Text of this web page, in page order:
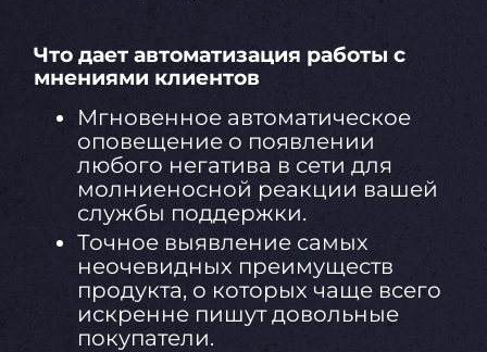
Что дает автоматизация работы с
мнениями клиентов
Мгновенное автоматическое
оповещение о появлении
любого негатива в сети для
молниеносной реакции вашей
службы поддержки.
Точное выявление самых
неочевидных преимуществ
продукта, о которых чаще всего
искренне пишут довольные
покупатели.